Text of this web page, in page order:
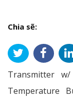
Chia sẽ:
Transmitter
Temperature